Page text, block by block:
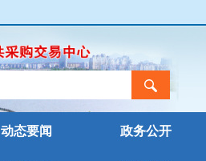
动态要闻 政务公开